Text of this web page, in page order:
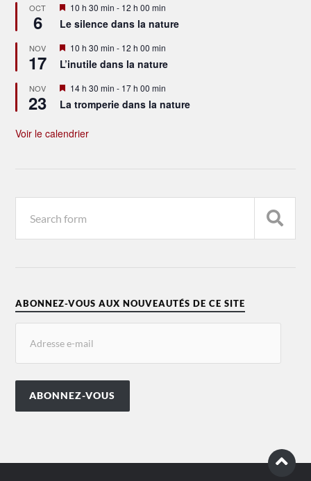
OCT
6
Mis
avant
10 h 30 min - 12 h 00 min
Le silence dans la nature
NOV
17
Mis
avant
10 h 30 min - 12 h 00 min
L’inutile dans la nature
NOV
23
Mis
avant
14 h 30 min - 17 h 00 min
La tromperie dans la nature
Voir le calendrier
ABONNEZ-VOUS AUX NOUVEAUTÉS DE CE SITE
ABONNEZ-VOUS